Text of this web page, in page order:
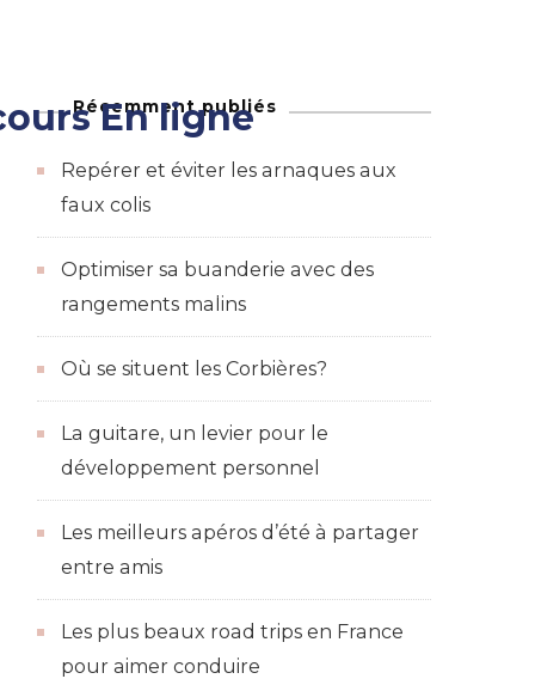
En ligne
Récemment publiés
Repérer et éviter les arnaques aux
faux colis
Optimiser sa buanderie avec des
rangements malins
Où se situent les Corbières?
La guitare, un levier pour le
développement personnel
Les meilleurs apéros d’été à partager
entre amis
Les plus beaux road trips en France
pour aimer conduire